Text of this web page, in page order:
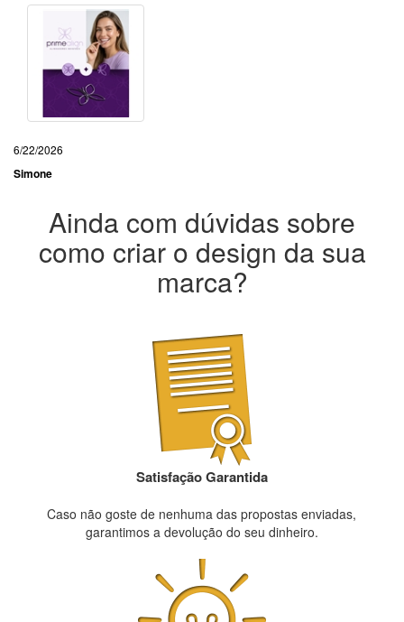
6/22/2026
Simone
Ainda com dúvidas sobre
como criar o design da sua
marca?
Satisfação Garantida
Caso não goste de nenhuma das propostas enviadas,
garantimos a devolução do seu dinheiro.